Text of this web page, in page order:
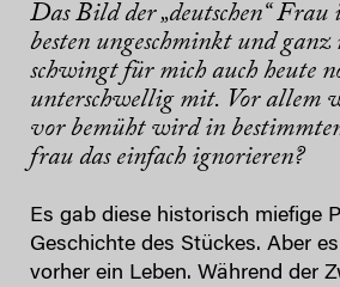
Das Bild der „deutschen“
besten ungeschminkt und
schwingt für mich auch heute
unterschwellig mit. Vor allem
vor bemüht wird in
frau das einfach ignorieren?
Es gab diese historisch miefige
Geschichte des Stückes. Aber
vorher ein Leben. Während der